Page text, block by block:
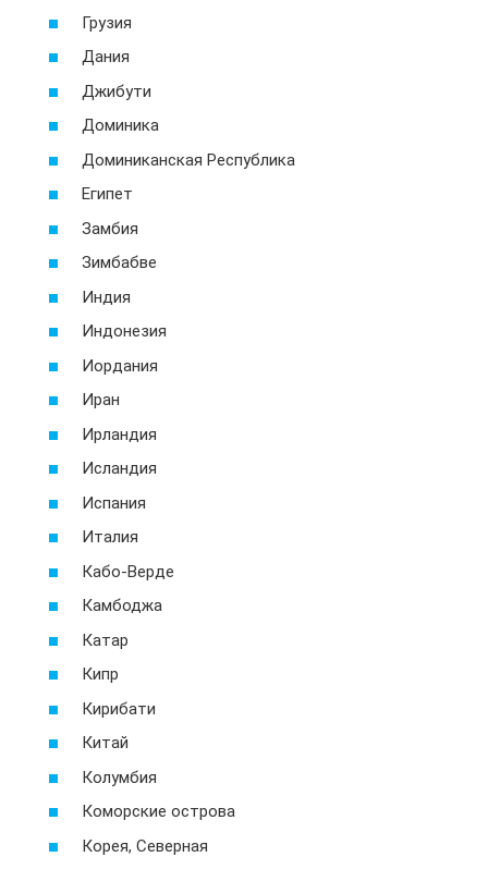
Грузия
Дания
Джибути
Доминика
Доминиканская Республика
Египет
Замбия
Зимбабве
Индия
Индонезия
Иордания
Иран
Ирландия
Исландия
Испания
Италия
Кабо-Верде
Камбоджа
Катар
Кипр
Кирибати
Китай
Колумбия
Коморские острова
Корея, Северная